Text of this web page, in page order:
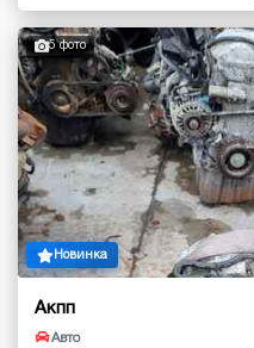
5 фото
Новинка
Акпп
Авто